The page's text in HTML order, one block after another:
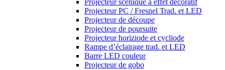
Projecteur scénique à effet décoratif
Projecteur PC / Fresnel Trad. et LED
Projecteur de découpe
Projecteur de poursuite
Projecteur horiziode et cycliode
Rampe d’éclairage trad. et LED
Barre LED couleur
Projecteur de gobo